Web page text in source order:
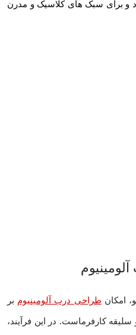
برای سبک‌ های کلاسیک و مدرن
امکان طراحی درب آلومینیوم بر
کارفرماست. در این فرآیند،